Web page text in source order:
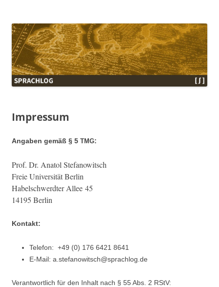
Impressum
Angaben gemäß § 5 TMG:
Prof. Dr. Ana­tol Stefanowitsch
Freie Uni­ver­sität Berlin
Habelschw­erdter Allee 45
14195 Berlin
Kontakt:
Tele­fon: +49 (0) 176 6421 8641
E‑Mail: a.stefanowitsch@sprachlog.de
Ver­ant­wortlich für den Inhalt nach § 55 Abs. 2 RStV: